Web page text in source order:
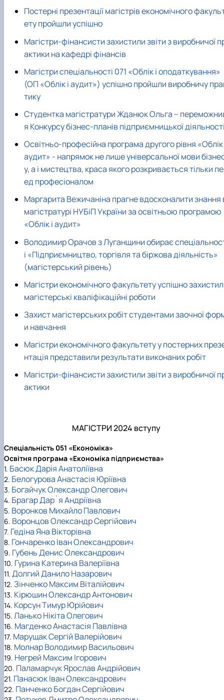
Постерні презентації магістрів економічного
ету пройшли успішно
Магістри-фінансисти захистили звіти з виробничої
актики на кафедрі фінансів
Магістри спеціальності 071 «Облік і оподаткування»
(ОП «Облік і аудит») успішно пройшли виробничу
тику
Студентка магістратури Жданюк Ольга –
я Конкурсу бізнес-планів підприємницької
Освітньо-професійна програма другого рівня «Облік
аудит» - напрямок не лише універсальної мови
у, а і мистецтва, краса якого розкривається тільки
ед професіоналом
Маргарита Вежичаніна прагне вдосконалити знання
магістратурі НУБіП України за освітньою програмою
«Облік і аудит»
Володимир Орачов з Луганщини обирає
і «Підприємництво, торгівля та біржова діяльність»
(магістерський рівень)
Магістри економічного факультету успішно
магістерські кваліфікаційні роботи
Захист магістерських робіт студентами заочної
и навчання
Магістри економічного факультету у постерних
нтація представили результати виконаних робіт
Магістри-фінансисти захистили звіти з виробничої
актики
МАГІСТРИ 2024 вступу
Спеціальність 051 «Економіка»
Освітня програма «Економіка підприємства»
1. Басюк Дарія Анатоліївна
2. Белогурова Анастасія Юріївна
3. Богайчук Олександр Олегович
4. Брагар Дар`я Андріївна
5. Воронков Михайло Павлович
6. Воронцов Олександр Сергійович
7. Гедіна Яна Вікторівна
8. Гончаренко Іван Олександрович
9. Губень Денис Олександрович
10. Гурина Катерина Валеріївна
11. Долгий Данило Назарович
12. Зінченко Максим Віталійович
13. Кірюшин Олександр Антонович
14. Корсун Тимур Юрійович
15. Ланько Нікіта Олегович
16. Магденко Анастасія Павлівна
17. Марущак Сергій Валерійович
18. Молнар Володимир Васильович
19. Негрей Максим Ігорович
20. Паламарчук Ярослав Андрійович
21. Панасюк Іван Олександрович
22. Панченко Богдан Сергійович